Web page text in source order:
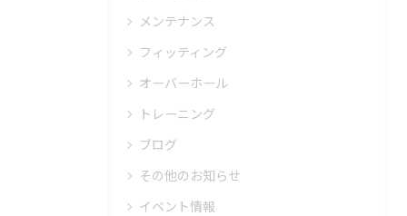
メンテナンス
フィッティング
オーバーホール
トレーニング
ブログ
その他のお知らせ
イベント情報